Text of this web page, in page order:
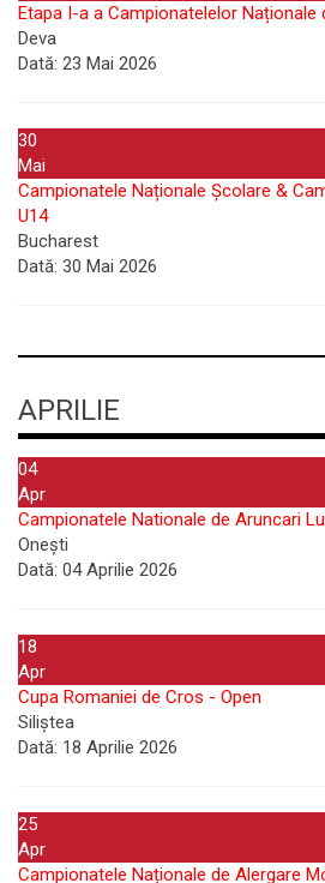
Etapa I-a a Campionatelelor Naționale
Deva
Dată: 23 Mai 2026
30
Mai
Campionatele Naționale Școlare &
U14
Bucharest
Dată: 30 Mai 2026
APRILIE
04
Apr
Campionatele Nationale de Aruncari
Onești
Dată: 04 Aprilie 2026
18
Apr
Cupa Romaniei de Cros - Open
Siliștea
Dată: 18 Aprilie 2026
25
Apr
Campionatele Naționale de Alergare